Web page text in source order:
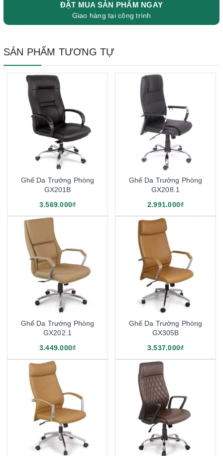
ĐẶT MUA SẢN PHẨM NGAY
Giao hàng tại công trình
SẢN PHẨM TƯƠNG TỰ
Ghế Da Trưởng Phòng
GX201B
3.569.000₫
Ghế Da Trưởng Phòng
GX208.1
2.991.000₫
Ghế Da Trưởng Phòng
GX202.1
3.449.000₫
Ghế Da Trưởng Phòng
GX305B
3.537.000₫